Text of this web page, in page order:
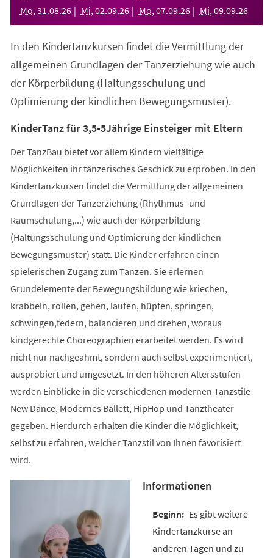
Mo, 31 .08.26 Mi, 02.09.26 Mo, 07.09.26 Mi, 09.09.26
In den Kindertanzkursen findet die Vermittlung der
allgemeinen Grundlagen der Tanzerziehung wie auch
der Körperbildung (Haltungsschulung und
Optimierung der kindlichen Bewegungsmuster).
KinderTanz für 3,5-5Jährige Einsteiger mit Eltern
Der TanzBau bietet vor allem Kindern vielfältige
Möglichkeiten ihr tänzerisches Geschick zu erproben. In den
Kindertanzkursen findet die Vermittlung der allgemeinen
Grundlagen der Tanzerziehung (Rhythmus- und
Raumschulung,...) wie auch der Körperbildung
(Haltungsschulung und Optimierung der kindlichen
Bewegungsmuster) statt. Die Kinder erfahren einen
spielerischen Zugang zum Tanzen. Sie erlernen
Grundelemente der Bewegungsbildung wie kriechen,
krabbeln, rollen, gehen, laufen, hüpfen, springen,
schwingen,federn, balancieren und drehen, woraus
kindgerechte Choreographien erarbeitet werden. Es wird
nicht nur nachgeahmt, sondern auch selbst experimentiert,
ausprobiert und umgesetzt. In den höheren Altersstufen
werden Einblicke in die verschiedenen modernen Tanzstile
New Dance, Modernes Ballett, HipHop und Tanztheater
gegeben. Hierdurch erhalten die Kinder die Möglichkeit,
selbst zu erfahren, welcher Tanzstil von Ihnen favorisiert
wird.
Informationen
Es gibt weitere
Kindertanzkurse an
anderen Tagen und zu